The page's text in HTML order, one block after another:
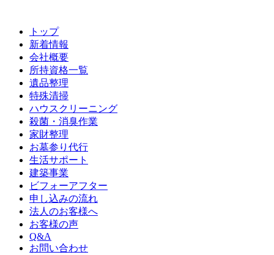
トップ
新着情報
会社概要
所持資格一覧
遺品整理
特殊清掃
ハウスクリーニング
殺菌・消臭作業
家財整理
お墓参り代行
生活サポート
建築事業
ビフォーアフター
申し込みの流れ
法人のお客様へ
お客様の声
Q&A
お問い合わせ